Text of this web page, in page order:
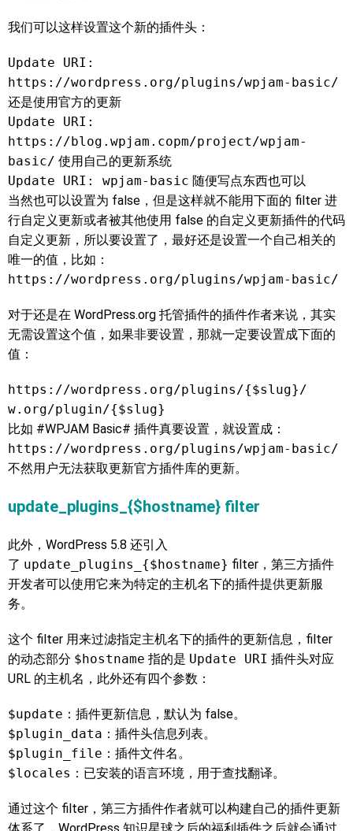
我们可以这样设置这个新的插件头：
Update URI:
https://wordpress.org/plugins/wpjam-basic/
还是使用官方的更新
Update URI:
https://blog.wpjam.copm/project/wpjam-
basic/ 使用自己的更新系统
Update URI: wpjam-basic 随便写点东西也可以
当然也可以设置为 false，但是这样就不能用下面的 filter 进
行自定义更新或者被其他使用 false 的自定义更新插件的代码
自定义更新，所以要设置了，最好还是设置一个自己相关的
唯一的值，比如：
https://wordpress.org/plugins/wpjam-basic/
对于还是在 WordPress.org 托管插件的插件作者来说，其实
无需设置这个值，如果非要设置，那就一定要设置成下面的
值：
https://wordpress.org/plugins/{$slug}/
w.org/plugin/{$slug}
比如 #WPJAM Basic# 插件真要设置，就设置成：
https://wordpress.org/plugins/wpjam-basic/
不然用户无法获取更新官方插件库的更新。
update_plugins_{$hostname} filter
此外，WordPress 5.8 还引入
了 update_plugins_{$hostname} filter，第三方插件
开发者可以使用它来为特定的主机名下的插件提供更新服
务。
​这个 filter 用来过滤指定主机名下的插件的更新信息，filter
的动态部分 $hostname 指的是 Update URI 插件头对应
URL 的主机名，此外还有四个参数：
$update ：插件更新信息，默认为 false。
$plugin_data ：插件头信息列表。
$plugin_file ：插件文件名。
$locales ：已安装的语言环境，用于查找翻译。
通过这个 filter，第三方插件作者就可以构建自己的插件更新